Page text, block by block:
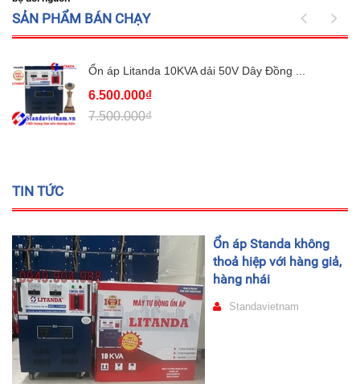
SẢN PHẨM BÁN CHẠY
Ổn áp Litanda 10KVA dải 50V Dây Đồng ...
6.500.000₫
7.500.000₫
TIN TỨC
Ổn áp Standa không
thoả hiệp với hàng giả,
hàng nhái
Standavietnam